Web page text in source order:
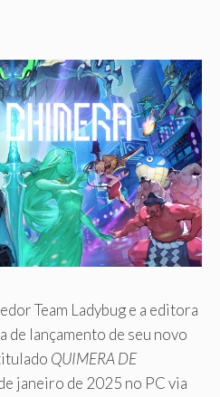
Team Ladybug e a editora
de lançamento de seu novo
QUIMERA DE
janeiro de 2025 no PC via